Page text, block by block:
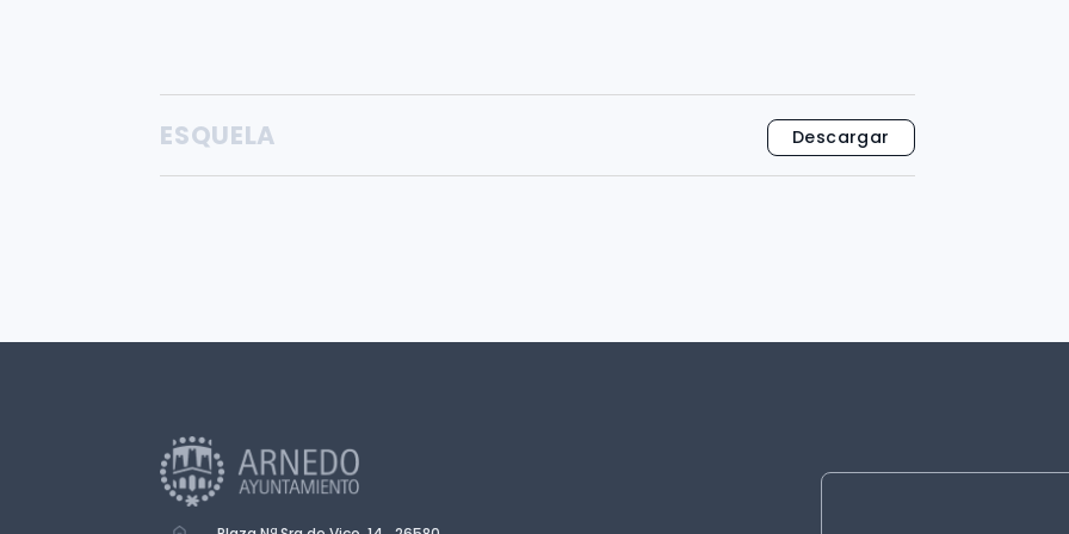
ESQUELA Descargar